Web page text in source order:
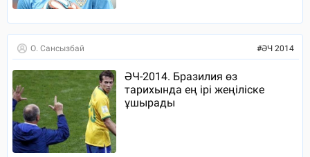
О. Сансызбай #ӘЧ 2014
ӘЧ-2014. Бразилия өз
тарихында ең ірі жеңіліске
ұшырады